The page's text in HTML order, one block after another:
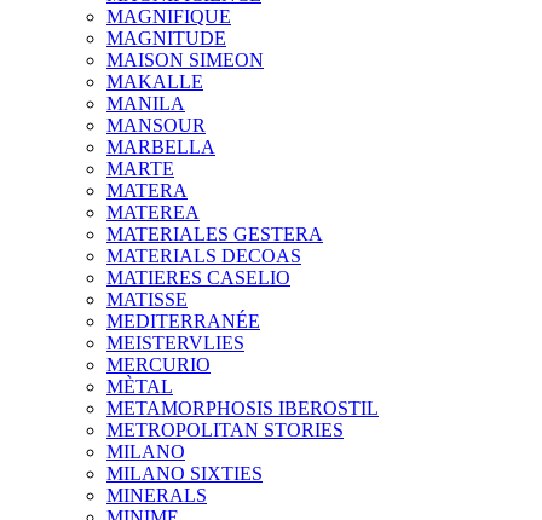
MAGNIFIQUE
MAGNITUDE
MAISON SIMEON
MAKALLE
MANILA
MANSOUR
MARBELLA
MARTE
MATERA
MATEREA
MATERIALES GESTERA
MATERIALS DECOAS
MATIERES CASELIO
MATISSE
MEDITERRANÉE
MEISTERVLIES
MERCURIO
MÈTAL
METAMORPHOSIS IBEROSTIL
METROPOLITAN STORIES
MILANO
MILANO SIXTIES
MINERALS